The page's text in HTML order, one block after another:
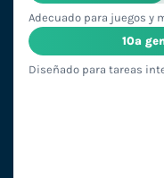
Adecuado para juegos y
10ª
Diseñado para tareas